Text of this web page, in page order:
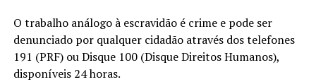
O trabalho análogo à escravidão é crime e pode ser
denunciado por qualquer cidadão através dos telefones
191 (PRF) ou Disque 100 (Disque Direitos Humanos),
disponíveis 24 horas.